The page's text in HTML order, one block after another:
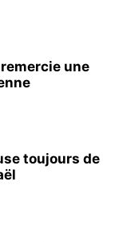
une
toujours de